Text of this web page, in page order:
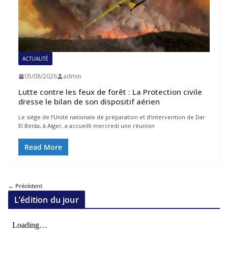
ACTUALITÉ
05/08/2026 admin
Lutte contre les feux de forêt : La Protection civile
dresse le bilan de son dispositif aérien
Le siège de l’Unité nationale de préparation et d’intervention de Dar
El Beïda, à Alger, a accueilli mercredi une réunion
Read More
← Précédent
L’édition du jour